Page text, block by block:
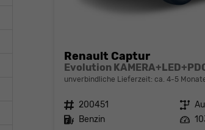
Renault Captur
Evolution
unverbindliche Lieferzeit: ca. 4-5
Fahrzeugnr. 200451 Getriebe
Kraftstoff Benzin Leistung